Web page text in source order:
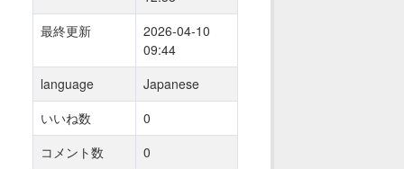
最終更新
2026-04-10
09:44
language
Japanese
いいね数
0
コメント数
0